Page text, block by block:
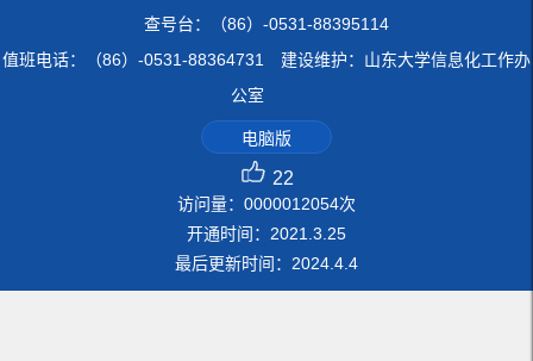
查号台：（86）-0531-88395114
值班电话：（86）-0531-88364731 建设维护：山东大学信息化工作办
公室
电脑版
22
访问量： 0000012054次
开通时间： 2021.3.25
最后更新时间： 2024.4.4